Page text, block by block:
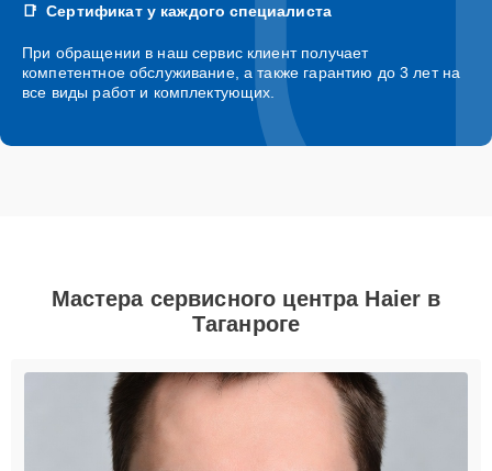
Сертификат у каждого специалиста
При обращении в наш сервис клиент получает
компетентное обслуживание, а также гарантию до 3 лет на
все виды работ и комплектующих.
Мастера сервисного центра Haier в
Таганроге